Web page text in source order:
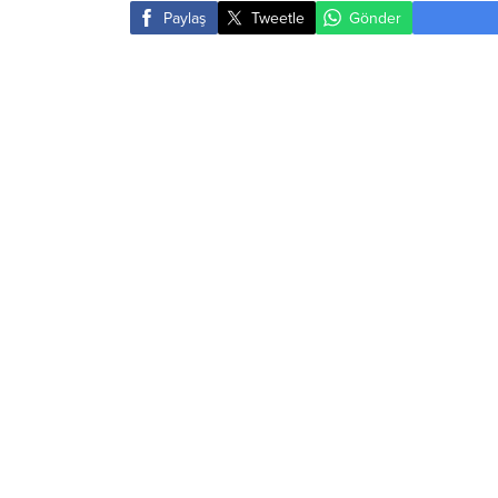
Paylaş Tweetle Gönder